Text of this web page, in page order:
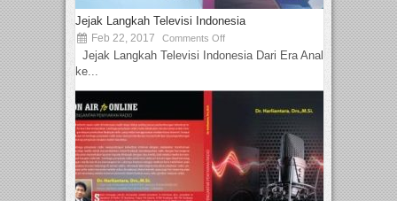
Jejak Langkah Televisi Indonesia
Feb 22, 2017 Comments Off
Jejak Langkah Televisi Indonesia Dari Era Analog
ke...